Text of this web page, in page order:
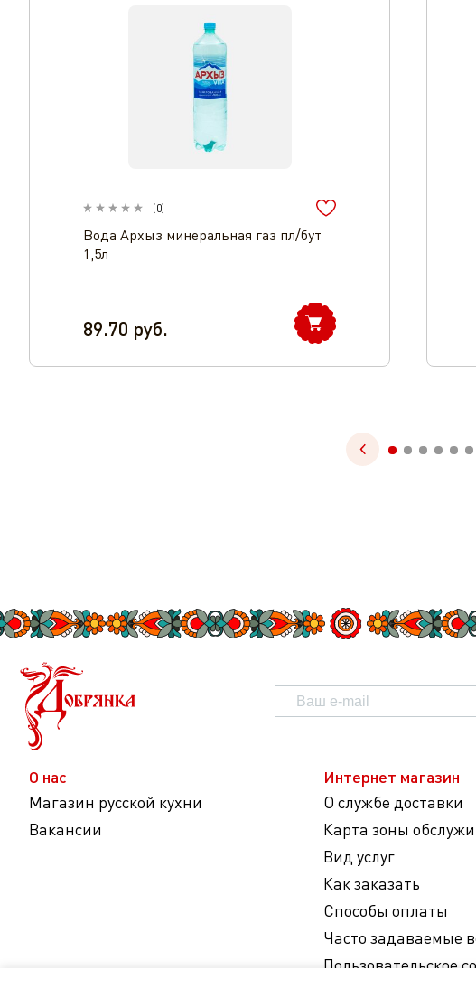
(0)
Вода Архыз минеральная газ пл/бут
1,5л
89.70 руб.
О нас
Магазин русской кухни
Вакансии
Интернет магазин
О службе доставки
Карта зоны
Вид услуг
Как заказать
Способы оплаты
Часто задаваемые
Пользовательское